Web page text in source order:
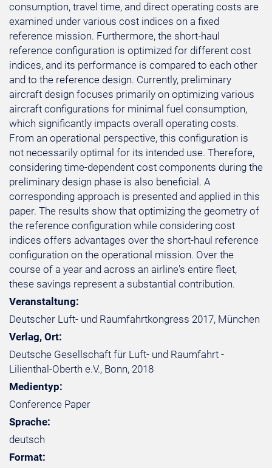
consumption, travel time, and direct operating costs are
examined under various cost indices on a fixed
reference mission. Furthermore, the short-haul
reference configuration is optimized for different cost
indices, and its performance is compared to each other
and to the reference design. Currently, preliminary
aircraft design focuses primarily on optimizing various
aircraft configurations for minimal fuel consumption,
which significantly impacts overall operating costs.
From an operational perspective, this configuration is
not necessarily optimal for its intended use. Therefore,
considering time-dependent cost components during the
preliminary design phase is also beneficial. A
corresponding approach is presented and applied in this
paper. The results show that optimizing the geometry of
the reference configuration while considering cost
indices offers advantages over the short-haul reference
configuration on the operational mission. Over the
course of a year and across an airline's entire fleet,
these savings represent a substantial contribution.
Veranstaltung:
Deutscher Luft- und Raumfahrtkongress 2017, München
Verlag, Ort:
Deutsche Gesellschaft für Luft- und Raumfahrt -
Lilienthal-Oberth e.V., Bonn, 2018
Medientyp:
Conference Paper
Sprache:
deutsch
Format: